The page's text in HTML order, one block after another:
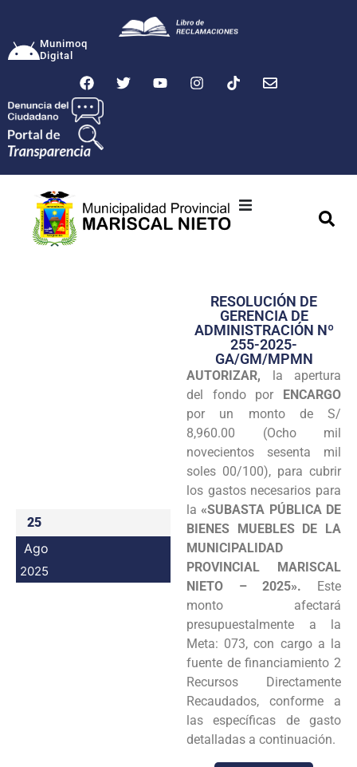
Munimoq
Digital
Transparencia
Seguridad
Programas
Intranet
25
Ago
2025
RESOLUCIÓN DE
GERENCIA DE
ADMINISTRACIÓN Nº
255-2025-
GA/GM/MPMN
AUTORIZAR, la apertura
del fondo por ENCARGO
por un monto de S/
8,960.00 (Ocho mil
novecientos sesenta mil
soles 00/100), para cubrir
los gastos necesarios para
la «SUBASTA PÚBLICA DE
BIENES MUEBLES DE LA
MUNICIPALIDAD
PROVINCIAL MARISCAL
NIETO – 2025». Este
monto afectará
presupuestalmente a la
Meta: 073, con cargo a la
fuente de financiamiento 2
Recursos Directamente
Recaudados, conforme a
las específicas de gasto
detalladas a continuación.